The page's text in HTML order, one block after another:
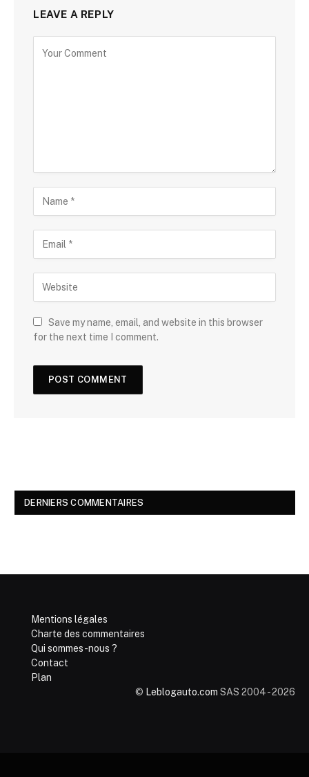
LEAVE A REPLY
Save my name, email, and website in this browser
for the next time I comment.
DERNIERS COMMENTAIRES
Mentions légales
Charte des commentaires
Qui sommes-nous ?
Contact
Plan
© Leblogauto.com SAS 2004 - 2026